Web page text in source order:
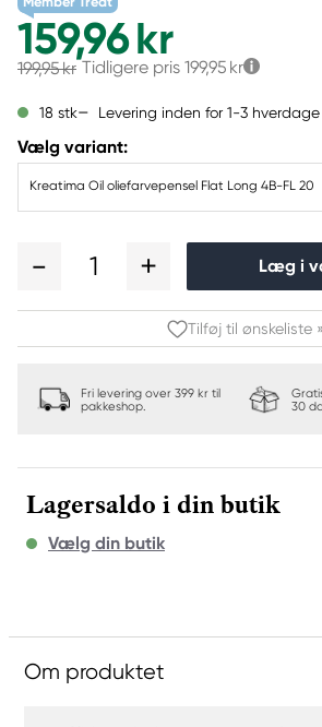
159,96 kr
199,95 kr Tidligere pris 199,95 kr
18 stk Levering inden for 1-3 hverdage
Vælg variant:
Kreatima Oil oliefarvepensel Flat Long 4B-FL 20
1 Læg i
Tilføj til ønskeliste »
Fri levering over 399 kr til
pakkeshop.
30
Lagersaldo i din butik
Vælg din butik
Om produktet